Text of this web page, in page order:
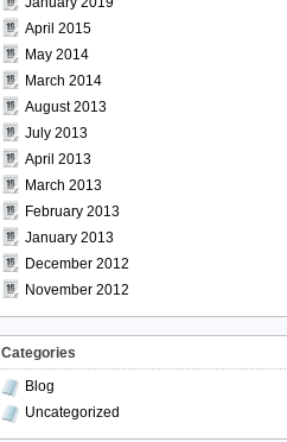
April 2015
May 2014
March 2014
August 2013
July 2013
April 2013
March 2013
February 2013
January 2013
December 2012
November 2012
Categories
Blog
Uncategorized